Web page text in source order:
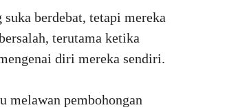
berdebat, tetapi mereka
terutama ketika
diri mereka sendiri.
melawan pembohongan